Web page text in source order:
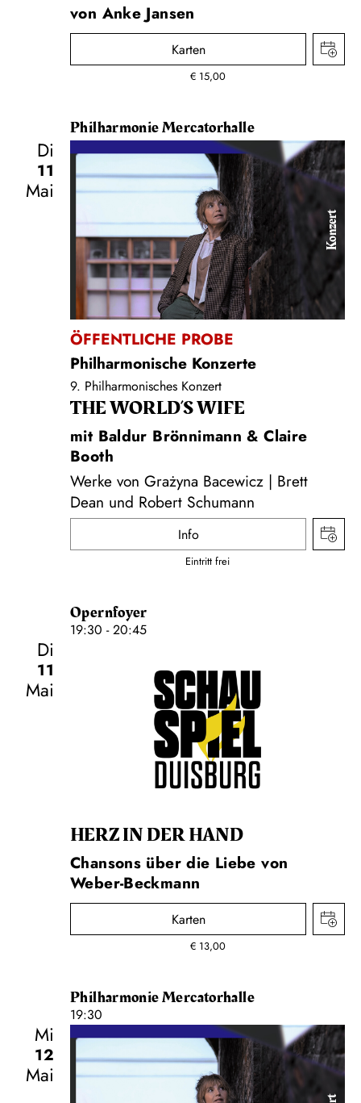
von Anke Jansen
Karten
€ 15,00
Philharmonie Mercatorhalle
Di
11
Mai
Konzert
ÖFFENTLICHE PROBE
Philharmonische Konzerte
9. Philharmonisches Konzert
THE WORLD’S WIFE
mit Baldur Brönnimann & Claire
Booth
Werke von Grażyna Bacewicz | Brett
Dean und Robert Schumann
Info
Eintritt frei
Opernfoyer
19:30 - 20:45
Di
11
Mai
HERZ IN DER HAND
Chansons über die Liebe von
Weber-Beckmann
Karten
€ 13,00
Philharmonie Mercatorhalle
19:30
Mi
12
Mai